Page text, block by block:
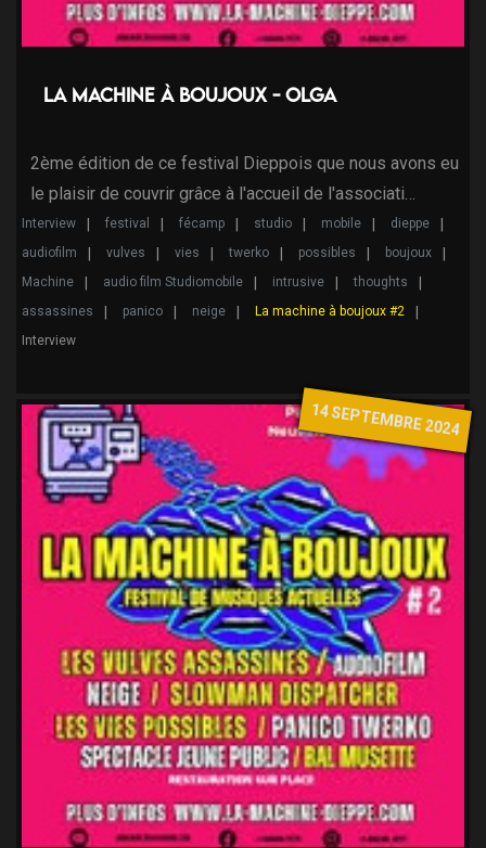
La machine à Boujoux - Olga
2ème édition de ce festival Dieppois que nous avons eu
le plaisir de couvrir grâce à l'accueil de l'associati…
Interview festival fécamp studio mobile
dieppe
audiofilm
vulves vies twerko possibles
boujoux
Machine
audio film Studiomobile intrusive
thoughts
assassines
panico neige
La machine à boujoux #2
Interview
14 SEPTEMBRE 2024